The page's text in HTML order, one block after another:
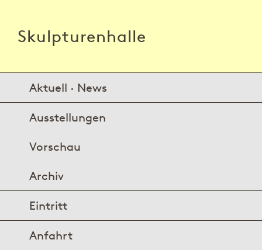
Skulpturenhalle
Aktuell · News
Ausstellungen
Vorschau
Archiv
Eintritt
Anfahrt